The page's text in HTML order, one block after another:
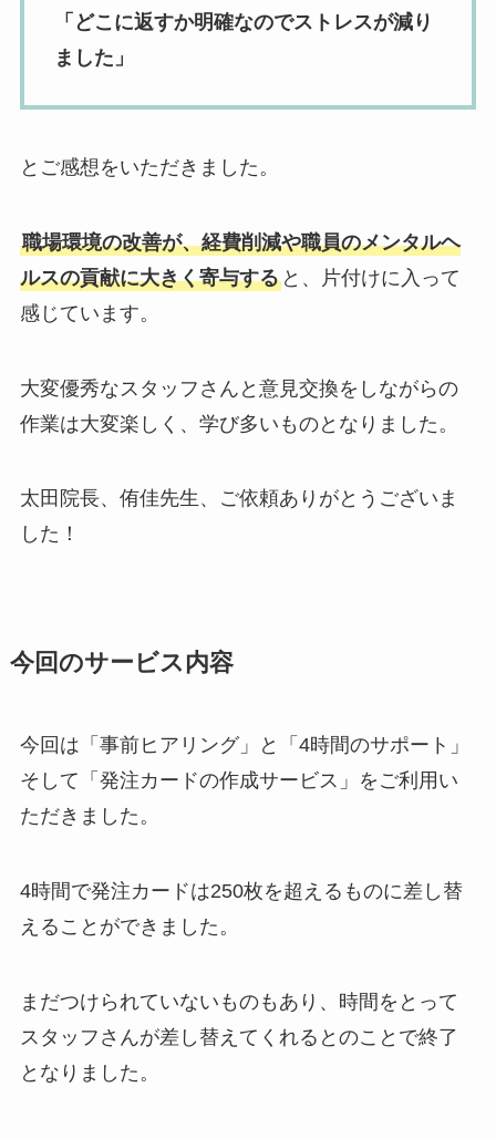
「どこに返すか明確なのでストレスが減り
ました」
とご感想をいただきました。
職場環境の改善が、経費削減や職員のメンタルヘ
ルスの貢献に大きく寄与すると、片付けに入って
感じています。
大変優秀なスタッフさんと意見交換をしながらの
作業は大変楽しく、学び多いものとなりました。
太田院長、侑佳先生、ご依頼ありがとうございま
した！
今回のサービス内容
今回は「事前ヒアリング」と「4時間のサポート」
そして「発注カードの作成サービス」をご利用い
ただきました。
4時間で発注カードは250枚を超えるものに差し替
えることができました。
まだつけられていないものもあり、時間をとって
スタッフさんが差し替えてくれるとのことで終了
となりました。